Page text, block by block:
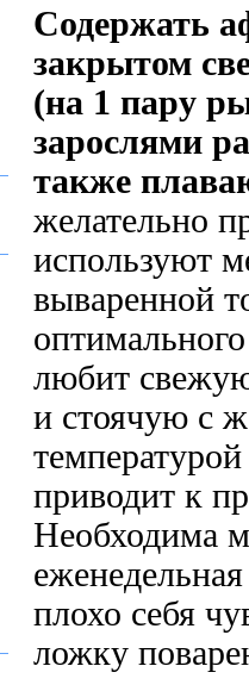
Содержать
закрытом
(на 1 пару
зарослями
также
желательно
используют
вываренной
любит
и стоячую с
приводит к
Необходима
плохо себя
ложку